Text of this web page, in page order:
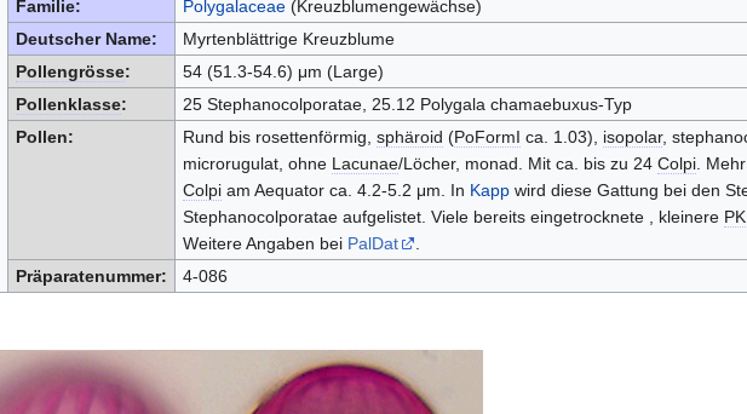
Familie: Polygalaceae(Kreuzblumengewächse)
Deutscher Name:
Myrtenblättrige Kreuzblume
Pollengrösse:
54 (51.3-54.6) μm (Large)
Pollenklasse:
25 Stephanocolporatae, 25.12 Polygala chamaebuxus-Typ
Pollen:
Rund bis rosettenförmig, sphäroid (PoFormI ca. 1.03), isopolar,
microrugulat, ohne Lacunae/Löcher, monad. Mit ca. bis zu 24 Colpi. Mehr
Colpiam Aequator ca. 4.2-5.2 μm. In Kappwird diese Gattung bei den
Stephanocolporatae aufgelistet. Viele bereits eingetrocknete , kleinere PK
Weitere Angaben bei PalDat
Präparatenummer:
4-086